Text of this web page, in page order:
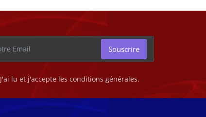
J'ai lu et j'accepte les conditions générales.
Souscrire